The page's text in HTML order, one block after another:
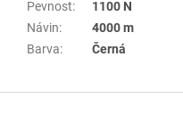
Pevnost:
1100 N
Návin:
4000 m
Barva: Černá
Z